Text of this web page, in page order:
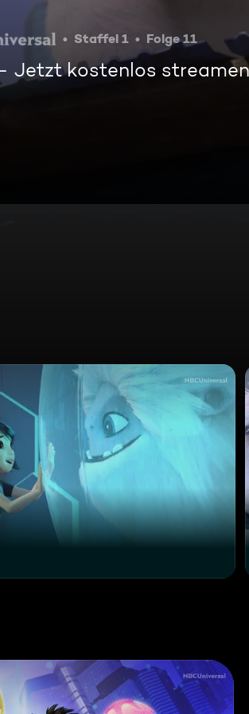
Staffel 1 Folge 11
Jetzt kostenlos streamen